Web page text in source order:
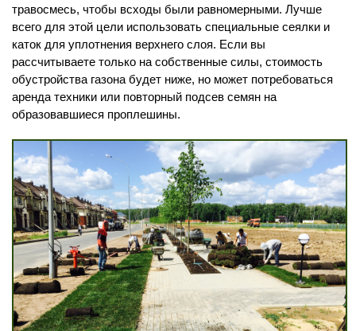
травосмесь, чтобы всходы были равномерными. Лучше
всего для этой цели использовать специальные сеялки и
каток для уплотнения верхнего слоя. Если вы
рассчитываете только на собственные силы, стоимость
обустройства газона будет ниже, но может потребоваться
аренда техники или повторный подсев семян на
образовавшиеся проплешины.